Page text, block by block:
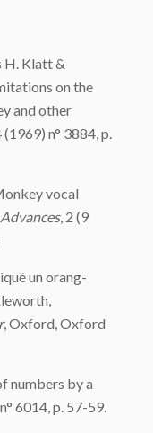
H. Klatt &
on the
and other
(1969) n° 3884, p.
vocal
, 2 (9
un orang-
, Oxford, Oxford
numbers by a
6014, p. 57-59.